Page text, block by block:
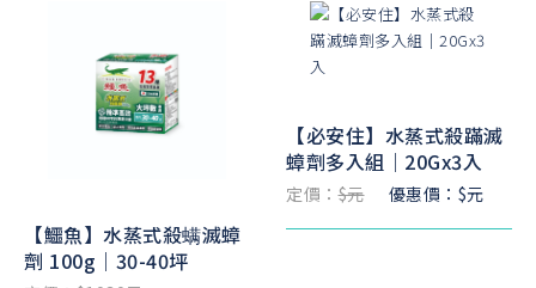
【鱷魚】水蒸式殺螨滅蟑
劑 100g｜30-40坪
【必安住】水蒸式殺蹣滅
蟑劑多入組｜20Gx3入
定價：$元 優惠價：$元